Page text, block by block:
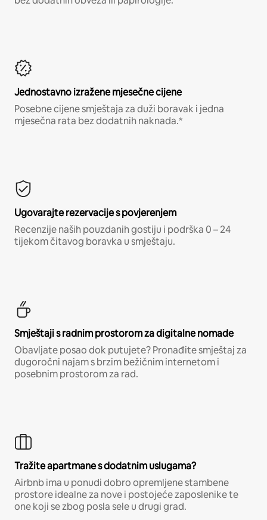
Jednostavno izražene mjesečne cijene
Posebne cijene smještaja za duži boravak i jedna
mjesečna rata bez dodatnih naknada.*
Ugovarajte rezervacije s povjerenjem
Recenzije naših pouzdanih gostiju i podrška 0 – 24
tijekom čitavog boravka u smještaju.
Smještaji s radnim prostorom za digitalne nomade
Obavljate posao dok putujete? Pronađite smještaj za
dugoročni najam s brzim bežičnim internetom i
posebnim prostorom za rad.
Tražite apartmane s dodatnim uslugama?
Airbnb ima u ponudi dobro opremljene stambene
prostore idealne za nove i postojeće zaposlenike te
one koji se zbog posla sele u drugi grad.